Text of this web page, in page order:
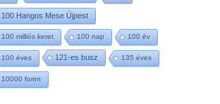
100 Hangos Mese Újpest
100 milliós keret 100 nap 100 év
100 éves 121-es busz 135 éves
10000 forint